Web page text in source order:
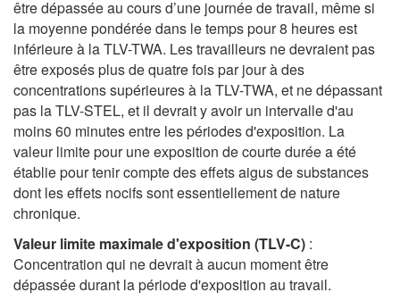
être dépassée au cours d’une journée de travail, même si
la moyenne pondérée dans le temps pour 8 heures est
inférieure à la TLV-TWA. Les travailleurs ne devraient pas
être exposés plus de quatre fois par jour à des
concentrations supérieures à la TLV-TWA, et ne dépassant
pas la TLV-STEL, et il devrait y avoir un intervalle d'au
moins 60 minutes entre les périodes d'exposition. La
valeur limite pour une exposition de courte durée a été
établie pour tenir compte des effets aigus de substances
dont les effets nocifs sont essentiellement de nature
chronique.
Valeur limite maximale d'exposition (TLV-C) :
Concentration qui ne devrait à aucun moment être
dépassée durant la période d'exposition au travail.